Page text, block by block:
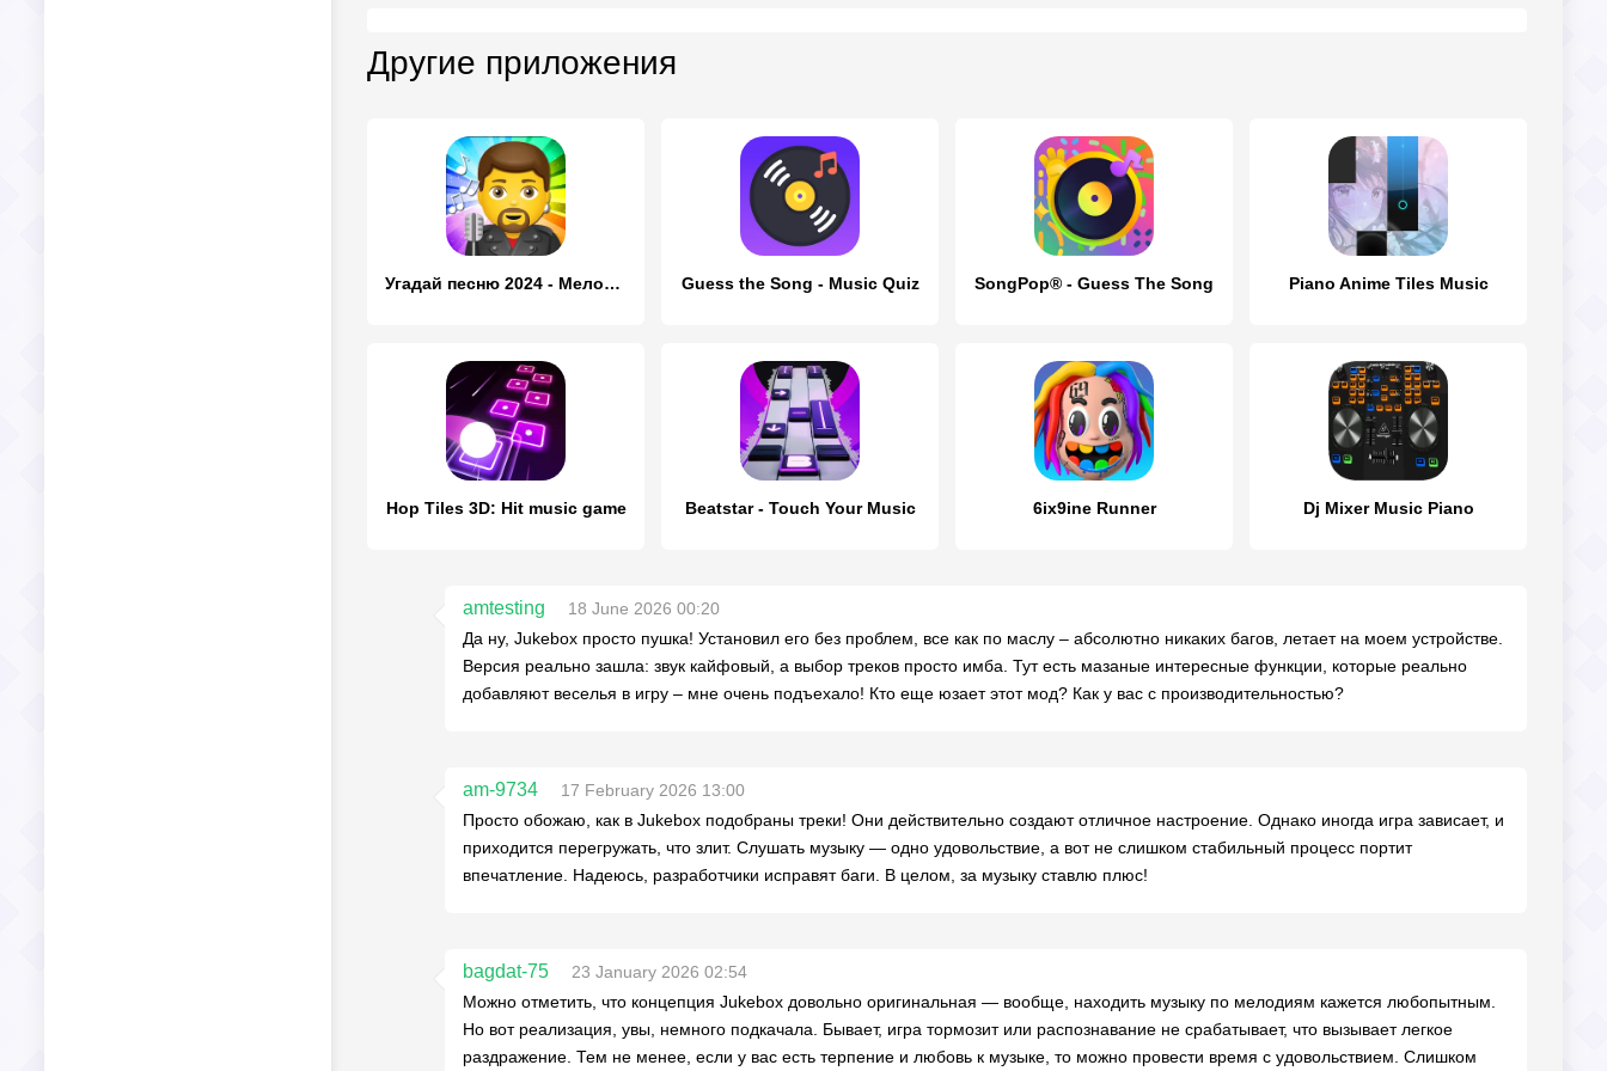
Другие приложения
Угадай песню 2024 - Мелодию Guess the Song - Music Quiz SongPop® - Guess The Song Piano Anime Tiles Music
Hop Tiles 3D: Hit music game Beatstar - Touch Your Music 6ix9ine Runner Dj Mixer Music Piano
amtesting
18 June 2026 00:20
Да ну, Jukebox просто пушка! Установил его без проблем, все как по маслу – абсолютно никаких багов, летает на моем устройстве.
Версия реально зашла: звук кайфовый, а выбор треков просто имба. Тут есть мазаные интересные функции, которые реально
добавляют веселья в игру – мне очень подъехало! Кто еще юзает этот мод? Как у вас с производительностью?
am-9734
17 February 2026 13:00
Просто обожаю, как в Jukebox подобраны треки! Они действительно создают отличное настроение. Однако иногда игра зависает, и
приходится перегружать, что злит. Слушать музыку — одно удовольствие, а вот не слишком стабильный процесс портит
впечатление. Надеюсь, разработчики исправят баги. В целом, за музыку ставлю плюс!
bagdat-75
23 January 2026 02:54
Можно отметить, что концепция Jukebox довольно оригинальная — вообще, находить музыку по мелодиям кажется любопытным.
Но вот реализация, увы, немного подкачала. Бывает, игра тормозит или распознавание не срабатывает, что вызывает легкое
раздражение. Тем не менее, если у вас есть терпение и любовь к музыке, то можно провести время с удовольствием. Слишком